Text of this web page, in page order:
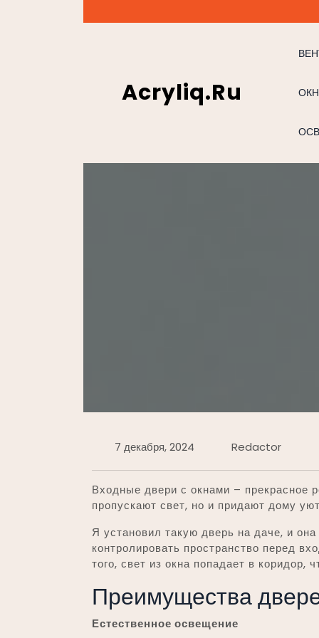
к
Acryliq.ru
7 декабря, 2024 Redactor
Входные двери с окнами – прекрасное
пропускают свет, но и придают дому
Я установил такую дверь на даче, и
контролировать пространство перед
того, свет из окна попадает в коридор,
Преимущества
Естественное освещение